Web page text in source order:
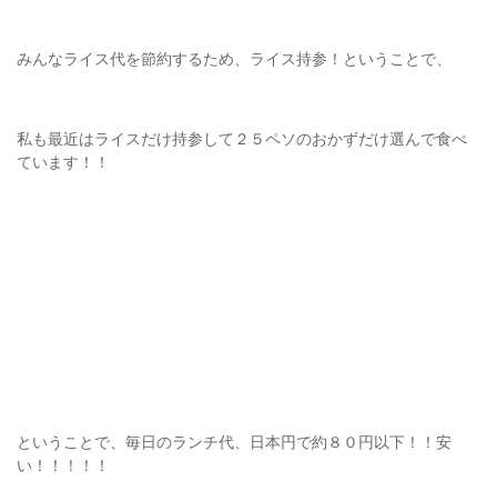
みんなライス代を節約するため、ライス持参！ということで、
私も最近はライスだけ持参して２５ペソのおかずだけ選んで食べ
ています！！
ということで、毎日のランチ代、日本円で約８０円以下！！安
い！！！！！